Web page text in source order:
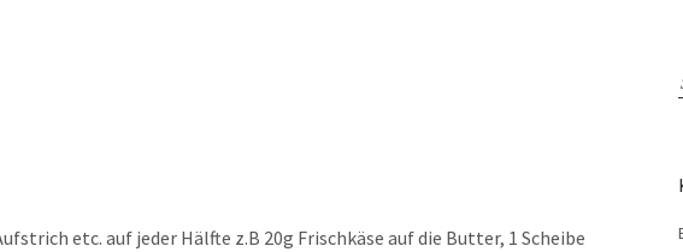
etc. auf jeder Hälfte z.B 20g Frischkäse auf die Butter, 1 Scheibe